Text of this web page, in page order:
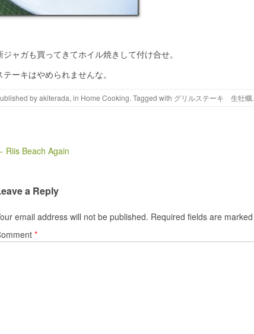
ジャガも買ってきてホイル焼きして付け合せ。
テーキはやめられませんな。
byakiterada, in Home Cooking. Tagged with グリルステーキ 生牡蠣.
navigation
Riis Beach Again
a Reply
email address will not be published. Required fields are marked
*